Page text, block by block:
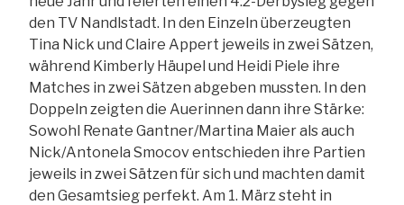
den TV Nandlstadt. In den Einzeln überzeugten
Tina Nick und Claire Appert jeweils in zwei Sätzen,
während Kimberly Häupel und Heidi Piele ihre
Matches in zwei Sätzen abgeben mussten. In den
Doppeln zeigten die Auerinnen dann ihre Stärke:
Sowohl Renate Gantner/Martina Maier als auch
Nick/Antonela Smocov entschieden ihre Partien
jeweils in zwei Sätzen für sich und machten damit
den Gesamtsieg perfekt. Am 1. März steht in